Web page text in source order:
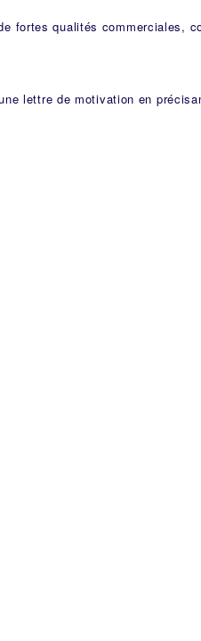
fortes qualités commerciales,
lettre de motivation en